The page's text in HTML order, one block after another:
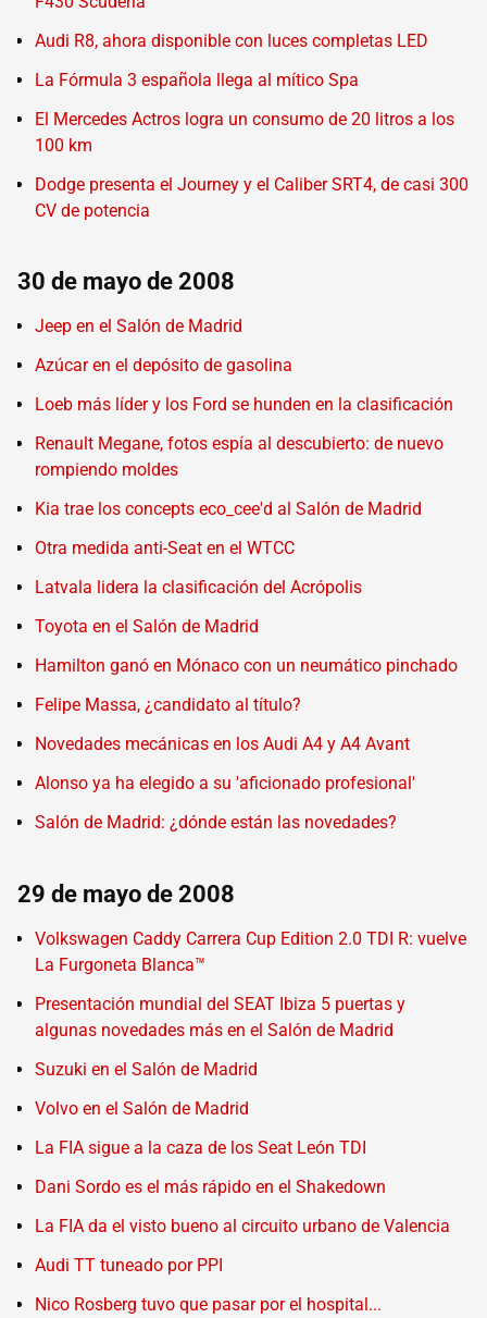
Audi R8, ahora disponible con luces completas LED
La Fórmula 3 española llega al mítico Spa
El Mercedes Actros logra un consumo de 20 litros a los
100 km
Dodge presenta el Journey y el Caliber SRT4, de casi 300
CV de potencia
30 de mayo de 2008
Jeep en el Salón de Madrid
Azúcar en el depósito de gasolina
Loeb más líder y los Ford se hunden en la clasificación
Renault Megane, fotos espía al descubierto: de nuevo
rompiendo moldes
Kia trae los concepts eco_cee'd al Salón de Madrid
Otra medida anti-Seat en el WTCC
Latvala lidera la clasificación del Acrópolis
Toyota en el Salón de Madrid
Hamilton ganó en Mónaco con un neumático pinchado
Felipe Massa, ¿candidato al título?
Novedades mecánicas en los Audi A4 y A4 Avant
Alonso ya ha elegido a su 'aficionado profesional'
Salón de Madrid: ¿dónde están las novedades?
29 de mayo de 2008
Volkswagen Caddy Carrera Cup Edition 2.0 TDI R: vuelve
La Furgoneta Blanca™
Presentación mundial del SEAT Ibiza 5 puertas y
algunas novedades más en el Salón de Madrid
Suzuki en el Salón de Madrid
Volvo en el Salón de Madrid
La FIA sigue a la caza de los Seat León TDI
Dani Sordo es el más rápido en el Shakedown
La FIA da el visto bueno al circuito urbano de Valencia
Audi TT tuneado por PPI
Nico Rosberg tuvo que pasar por el hospital...